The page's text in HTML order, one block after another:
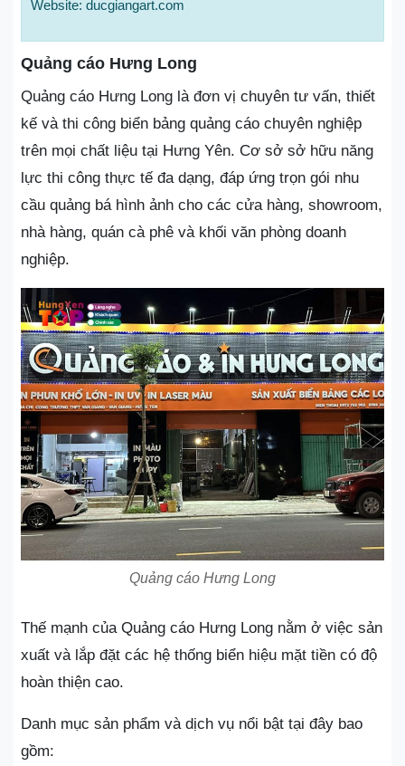
Website: ducgiangart.com
Quảng cáo Hưng Long
Quảng cáo Hưng Long là đơn vị chuyên tư vấn, thiết
kế và thi công biển bảng quảng cáo chuyên nghiệp
trên mọi chất liệu tại Hưng Yên. Cơ sở sở hữu năng
lực thi công thực tế đa dạng, đáp ứng trọn gói nhu
cầu quảng bá hình ảnh cho các cửa hàng, showroom,
nhà hàng, quán cà phê và khối văn phòng doanh
nghiệp.
Quảng cáo Hưng Long
Thế mạnh của Quảng cáo Hưng Long nằm ở việc sản
xuất và lắp đặt các hệ thống biển hiệu mặt tiền có độ
hoàn thiện cao.
Danh mục sản phẩm và dịch vụ nổi bật tại đây bao
gồm: